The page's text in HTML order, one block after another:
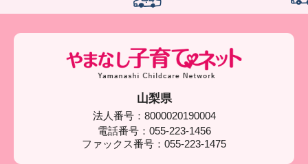
山梨県
法人番号：8000020190004
電話番号：055-223-1456
ファックス番号：055-223-1475